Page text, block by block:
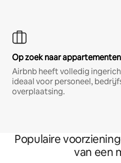
Op zoek naar
Airbnb heeft volledig
ideaal voor personeel,
overplaatsing.
Populaire
van een